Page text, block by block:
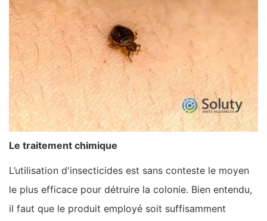
Le traitement chimique
L’utilisation d'insecticides est sans conteste le moyen
le plus efficace pour détruire la colonie. Bien entendu,
il faut que le produit employé soit suffisamment